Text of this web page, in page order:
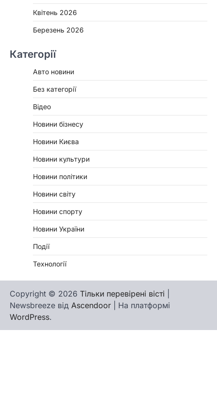
Квітень 2026
Березень 2026
Категорії
Авто новини
Без категорії
Відео
Новини бізнесу
Новини Києва
Новини культури
Новини політики
Новини світу
Новини спорту
Новини України
Події
Технології
Copyright © 2026 Тільки перевірені вісті
Newsbreeze від Ascendoor | На платформі
WordPress.